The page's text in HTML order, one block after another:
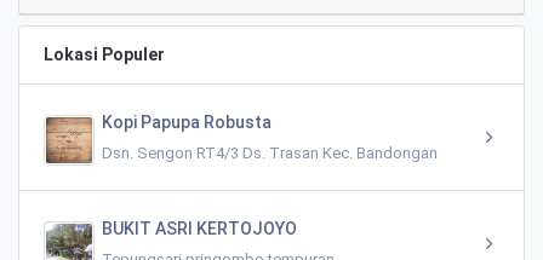
Lokasi Populer
Kopi Papupa Robusta
Dsn. Sengon RT4/3 Ds. Trasan Kec. Bandongan
BUKIT ASRI KERTOJOYO